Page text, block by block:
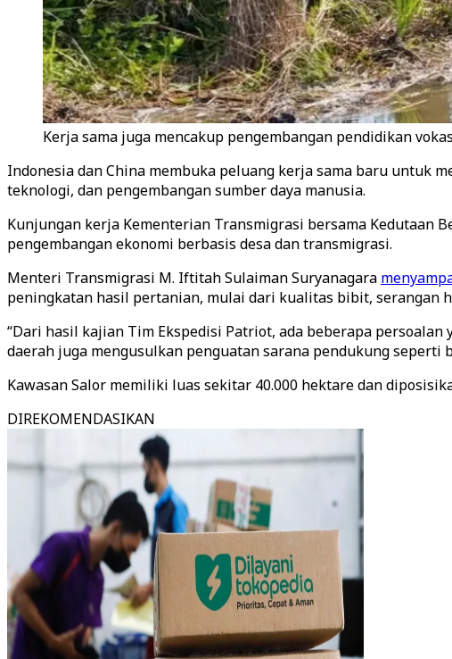
Kerja sama juga mencakup pengembangan pendidikan
Indonesia dan China membuka peluang kerja sama baru untuk
teknologi, dan pengembangan sumber daya manusia.
Kunjungan kerja Kementerian Transmigrasi bersama Kedutaan
pengembangan ekonomi berbasis desa dan transmigrasi.
Menteri Transmigrasi M. Iftitah Sulaiman Suryanagara
peningkatan hasil pertanian, mulai dari kualitas bibit, serangan
“Dari hasil kajian Tim Ekspedisi Patriot, ada beberapa
daerah juga mengusulkan penguatan sarana pendukung
Kawasan Salor memiliki luas sekitar 40.000 hektare dan
DIREKOMENDASIKAN